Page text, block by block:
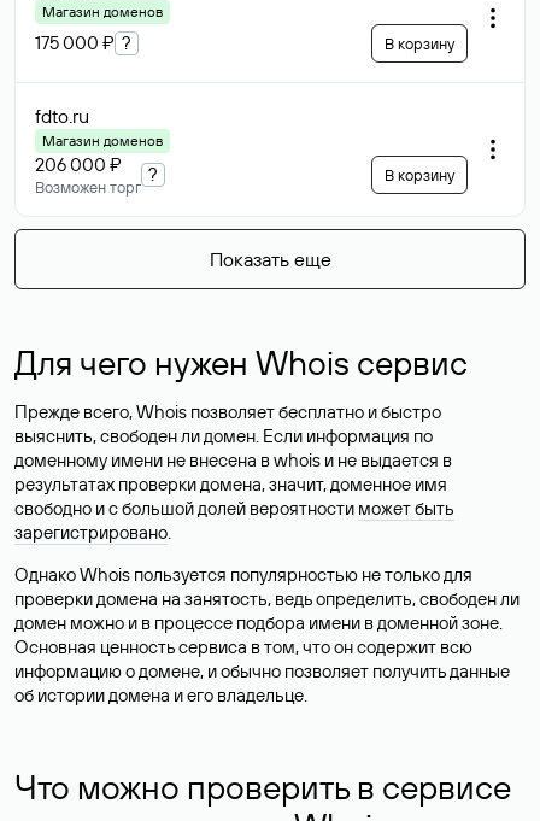
Магазин доменов
175 000 ₽ ? В корзину
fdto.ru
Магазин доменов
206 000 ₽
Возможен торг
? В корзину
Показать еще
Для чего нужен Whois сервис
Прежде всего, Whois позволяет бесплатно и быстро
выяснить, свободен ли домен. Если информация по
доменному имени не внесена в whois и не выдается в
результатах проверки домена, значит, доменное имя
свободно и с большой долей вероятности может быть
зарегистрировано.
Однако Whois пользуется популярностью не только для
проверки домена на занятость, ведь определить, свободен ли
домен можно и в процессе подбора имени в доменной зоне.
Основная ценность сервиса в том, что он содержит всю
информацию о домене, и обычно позволяет получить данные
об истории домена и его владельце.
Что можно проверить в сервисе